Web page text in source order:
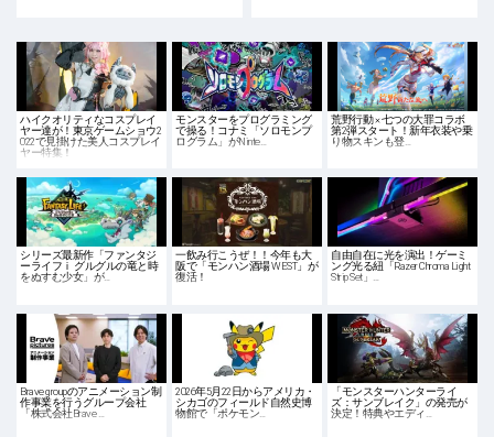
ハイクオリティなコスプレイ
ヤー達が！東京ゲームショウ2
022で見掛けた美人コスプレイ
ヤー特集！
モンスターをプログラミング
で操る！コナミ「ソロモンプ
ログラム」がNinte…
荒野行動 × 七つの大罪コラボ
第2弾スタート！新年衣装や乗
り物スキンも登…
シリーズ最新作「ファンタジ
ーライフｉ グルグルの竜と時
をぬすむ少女」が…
一飲み行こうぜ！！今年も大
阪で「モンハン酒場 WEST」が
復活！
自由自在に光を演出！ゲーミ
ング光る紐「Razer Chroma Light
Strip Set」…
Brave groupのアニメーション制
作事業を行うグループ会社
「株式会社Brave …
2026年5月22日からアメリカ・
シカゴのフィールド自然史博
物館で「ポケモン…
「モンスターハンターライ
ズ：サンブレイク」の発売が
決定！特典やエディ…